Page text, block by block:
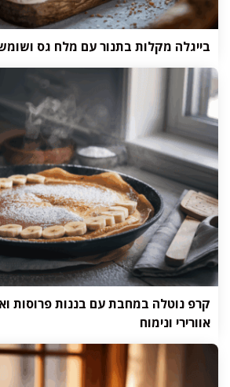
בייגלה מקלות בתנור עם מלח גס
קרפ נוטלה במחבת עם בננות פרוסות
אוורירי ונימוח